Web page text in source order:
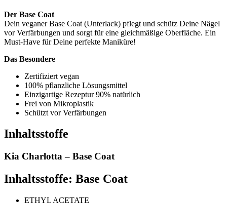
Der Base Coat
Dein veganer Base Coat (Unterlack) pflegt und schütz Deine Nägel
vor Verfärbungen und sorgt für eine gleichmäßige Oberfläche. Ein
Must-Have für Deine perfekte Maniküre!
Das Besondere
Zertifiziert vegan
100% pflanzliche Lösungsmittel
Einzigartige Rezeptur 90% natürlich
Frei von Mikroplastik
Schützt vor Verfärbungen
Inhaltsstoffe
Kia Charlotta – Base Coat
Inhaltsstoffe: Base Coat
ETHYL ACETATE